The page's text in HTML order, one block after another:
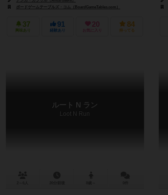
ボードゲームテーブルズ・コム（BoardGameTables.com）
37
興味あり
91
経験あり
20
お気に入り
84
持ってる
ルート N ラン
Loot N Run